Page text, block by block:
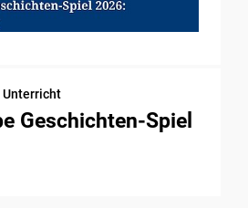
Unterricht
Geschichten-Spiel